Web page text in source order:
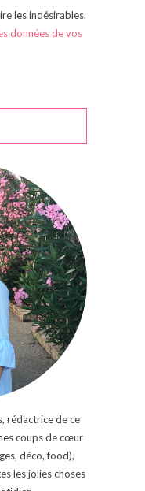
les indésirables.
données de vos
rédactrice de ce
coups de cœur
déco, food),
les jolies choses